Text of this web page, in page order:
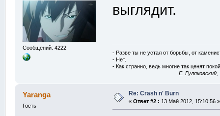
Сообщений: 4222
выглядит.
- Разве ты не устал от борьбы, от
- Нет.
- Как странно, ведь многие так ценят
E.
Yaranga
Гость
Re: Crash n' Burn
« Ответ #2 : 13 Май 2012, 15:10:56 »